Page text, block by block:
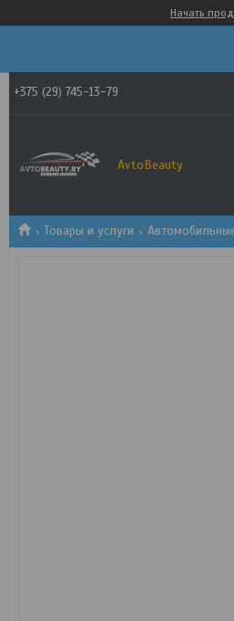
Начать
+375 (29) 745-13-79
AvtoBeauty
Товары и услуги